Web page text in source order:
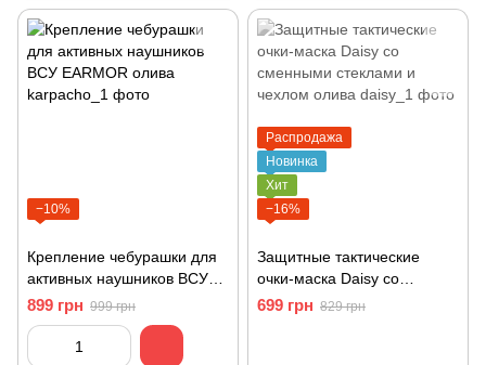
−10%
Крепление чебурашки для
активных наушников ВСУ
EARMOR олива
899 грн 999 грн
Распродажа
Новинка
Хит
−16%
Защитные тактические
очки-маска Daisy со
сменными стеклами и
699 грн 829 грн